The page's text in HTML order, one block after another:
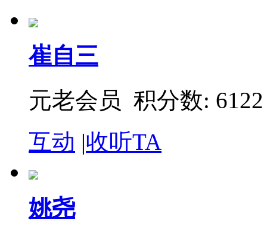
崔自三
元老会员 积分数: 6122
互动 |收听TA
姚尧